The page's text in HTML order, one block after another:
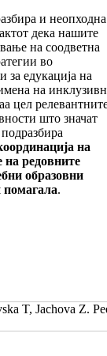
и неопходна
дека нашите
на соодветна
во
за едукација на
на
цел
што значат
на
на редовните
образовни
помагала.
T, Jachova Z.